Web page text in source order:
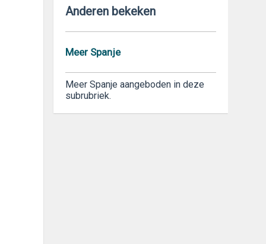
Anderen bekeken
Meer Spanje
Meer Spanje aangeboden in deze
subrubriek.